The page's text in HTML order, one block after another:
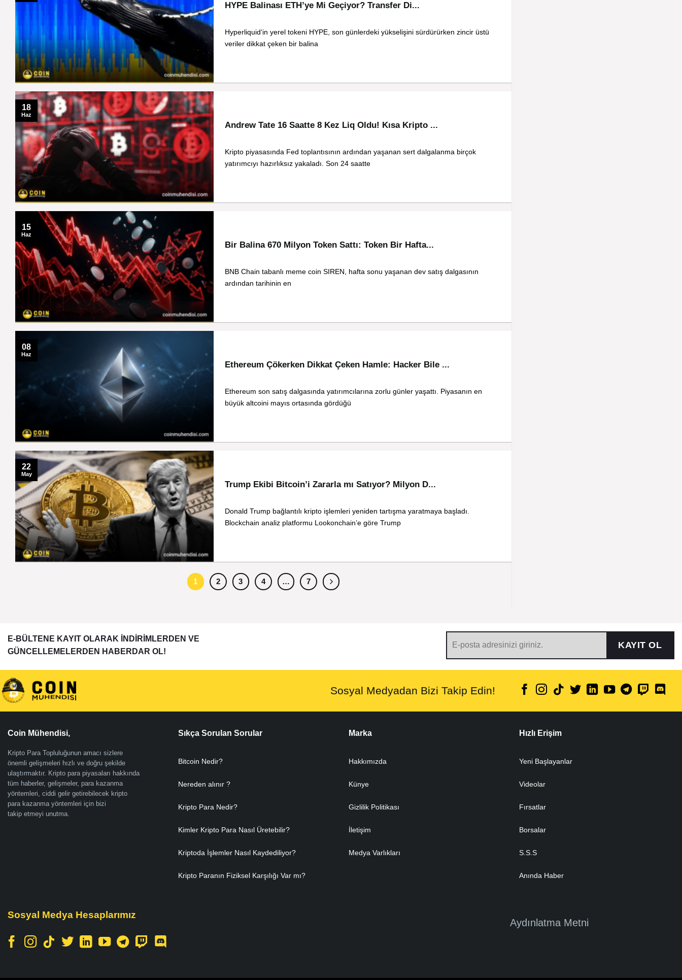
HYPE Balinası ETH’ye Mi Geçiyor? Transfer Di...
Hyperliquid‘in yerel tokeni HYPE, son günlerdeki yükselişini sürdürürken zincir üstü
veriler dikkat çeken bir balina
Andrew Tate 16 Saatte 8 Kez Liq Oldu! Kısa Kripto ...
Kripto piyasasında Fed toplantısının ardından yaşanan sert dalgalanma birçok
yatırımcıyı hazırlıksız yakaladı. Son 24 saatte
18
Haz
Bir Balina 670 Milyon Token Sattı: Token Bir Hafta...
BNB Chain tabanlı meme coin SIREN, hafta sonu yaşanan dev satış dalgasının
ardından tarihinin en
15
Haz
Ethereum Çökerken Dikkat Çeken Hamle: Hacker Bile ...
Ethereum son satış dalgasında yatırımcılarına zorlu günler yaşattı. Piyasanın en
büyük altcoini mayıs ortasında gördüğü
08
Haz
Trump Ekibi Bitcoin’i Zararla mı Satıyor? Milyon D...
Donald Trump bağlantılı kripto işlemleri yeniden tartışma yaratmaya başladı.
Blockchain analiz platformu Lookonchain’e göre Trump
22
May
1 2 3 4 … 7
E-BÜLTENE KAYIT OLARAK İNDİRİMLERDEN VE
GÜNCELLEMELERDEN HABERDAR OL!
KAYIT OL
Sosyal Medyadan Bizi Takip Edin!
Coin Mühendisi,
Kripto Para Topluluğunun amacı sizlere
önemli gelişmeleri hızlı ve doğru şekilde
ulaştırmaktır. Kripto para piyasaları hakkında
tüm haberler, gelişmeler, para kazanma
yöntemleri, ciddi gelir getirebilecek kripto
para kazanma yöntemleri için bizi
takip etmeyi unutma.
Sıkça Sorulan Sorular
Bitcoin Nedir?
Nereden alınır ?
Kripto Para Nedir?
Kimler Kripto Para Nasıl Üretebilir?
Kriptoda İşlemler Nasıl Kaydediliyor?
Kripto Paranın Fiziksel Karşılığı Var mı?
Marka
Hakkımızda
Künye
Gizlilik Politikası
İletişim
Medya Varlıkları
Hızlı Erişim
Yeni Başlayanlar
Videolar
Fırsatlar
Borsalar
S.S.S
Anında Haber
Sosyal Medya Hesaplarımız
Aydınlatma Metni